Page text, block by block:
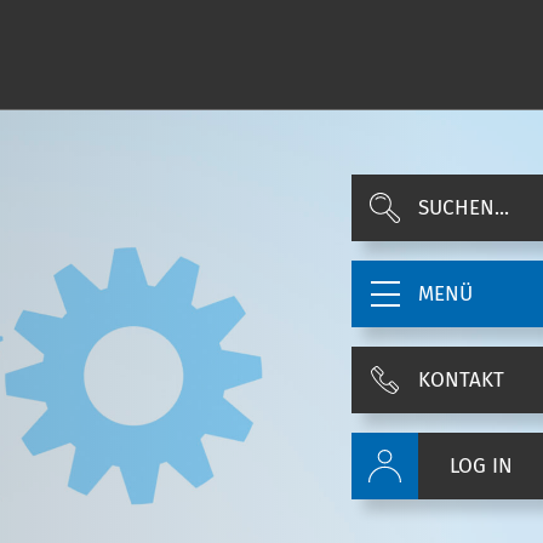
SUCHEN...
MENÜ
KONTAKT
LOG IN